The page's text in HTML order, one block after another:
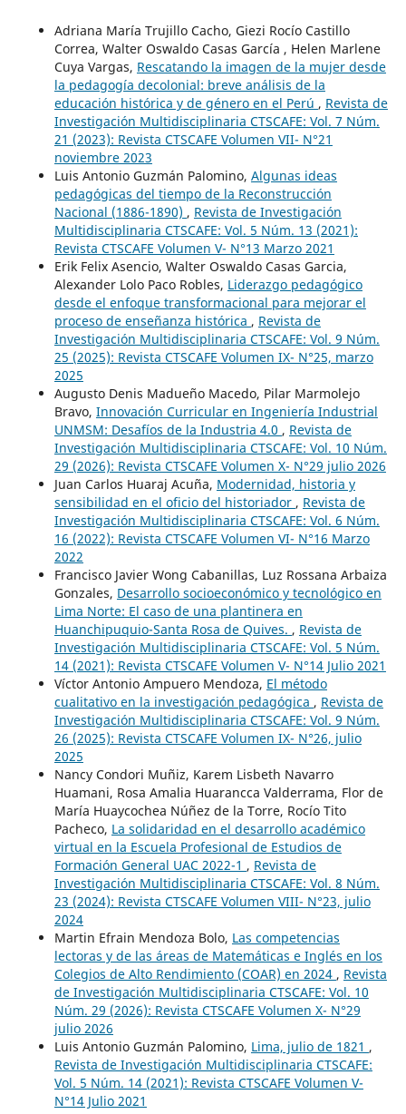
Adriana María Trujillo Cacho, Giezi Rocío Castillo
Correa, Walter Oswaldo Casas García , Helen Marlene
Cuya Vargas, Rescatando la imagen de la mujer desde
la pedagogía decolonial: breve análisis de la
educación histórica y de género en el Perú , Revista de
Investigación Multidisciplinaria CTSCAFE: Vol. 7 Núm.
21 (2023): Revista CTSCAFE Volumen VII- N°21
noviembre 2023
Luis Antonio Guzmán Palomino, Algunas ideas
pedagógicas del tiempo de la Reconstrucción
Nacional (1886-1890) , Revista de Investigación
Multidisciplinaria CTSCAFE: Vol. 5 Núm. 13 (2021):
Revista CTSCAFE Volumen V- N°13 Marzo 2021
Erik Felix Asencio, Walter Oswaldo Casas Garcia,
Alexander Lolo Paco Robles, Liderazgo pedagógico
desde el enfoque transformacional para mejorar el
proceso de enseñanza histórica , Revista de
Investigación Multidisciplinaria CTSCAFE: Vol. 9 Núm.
25 (2025): Revista CTSCAFE Volumen IX- N°25, marzo
2025
Augusto Denis Madueño Macedo, Pilar Marmolejo
Bravo, Innovación Curricular en Ingeniería Industrial
UNMSM: Desafíos de la Industria 4.0 , Revista de
Investigación Multidisciplinaria CTSCAFE: Vol. 10 Núm.
29 (2026): Revista CTSCAFE Volumen X- N°29 julio 2026
Juan Carlos Huaraj Acuña, Modernidad, historia y
sensibilidad en el oficio del historiador , Revista de
Investigación Multidisciplinaria CTSCAFE: Vol. 6 Núm.
16 (2022): Revista CTSCAFE Volumen VI- N°16 Marzo
2022
Francisco Javier Wong Cabanillas, Luz Rossana Arbaiza
Gonzales, Desarrollo socioeconómico y tecnológico en
Lima Norte: El caso de una plantinera en
Huanchipuquio-Santa Rosa de Quives. , Revista de
Investigación Multidisciplinaria CTSCAFE: Vol. 5 Núm.
14 (2021): Revista CTSCAFE Volumen V- N°14 Julio 2021
Víctor Antonio Ampuero Mendoza, El método
cualitativo en la investigación pedagógica , Revista de
Investigación Multidisciplinaria CTSCAFE: Vol. 9 Núm.
26 (2025): Revista CTSCAFE Volumen IX- N°26, julio
2025
Nancy Condori Muñiz, Karem Lisbeth Navarro
Huamani, Rosa Amalia Huarancca Valderrama, Flor de
María Huaycochea Núñez de la Torre, Rocío Tito
Pacheco, La solidaridad en el desarrollo académico
virtual en la Escuela Profesional de Estudios de
Formación General UAC 2022-1 , Revista de
Investigación Multidisciplinaria CTSCAFE: Vol. 8 Núm.
23 (2024): Revista CTSCAFE Volumen VIII- N°23, julio
2024
Martin Efrain Mendoza Bolo, Las competencias
lectoras y de las áreas de Matemáticas e Inglés en los
Colegios de Alto Rendimiento (COAR) en 2024 , Revista
de Investigación Multidisciplinaria CTSCAFE: Vol. 10
Núm. 29 (2026): Revista CTSCAFE Volumen X- N°29
julio 2026
Luis Antonio Guzmán Palomino, Lima, julio de 1821 ,
Revista de Investigación Multidisciplinaria CTSCAFE:
Vol. 5 Núm. 14 (2021): Revista CTSCAFE Volumen V-
N°14 Julio 2021